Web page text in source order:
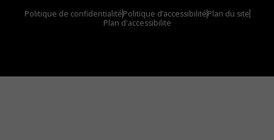
Politique de confidentialitéPolitique d’accessibilitéPlan du site
Plan d'accessibilite